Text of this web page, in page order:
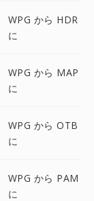
WPG から HDR
に
WPG から MAP
に
WPG から OTB
に
WPG から PAM
に